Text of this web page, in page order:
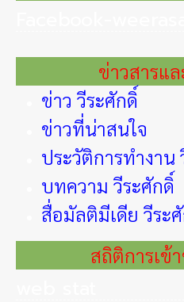
ข่าวสารแ
ข่าว วีระศักดิ์
ข่าวที่น่าสนใจ
ประวัติการทำงาน
บทความ วีระศักดิ์
สื่อมัลติมีเดีย วีระ
สถิติการเข้